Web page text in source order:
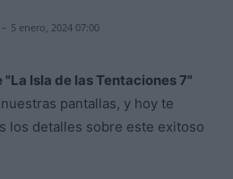
- 5 enero, 2024 07:00
Isla de las Tentaciones 7"
pantallas, y hoy te
los detalles sobre este exitoso